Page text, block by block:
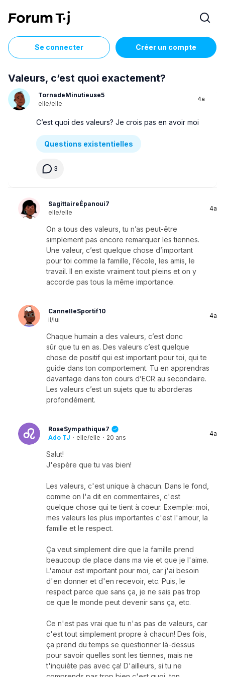
Se connecter Créer un compte
Valeurs, c’est quoi exactement?
TornadeMinutieuse5
elle/elle
4a
C’est quoi des valeurs? Je crois pas en avoir moi
Questions existentielles
3
SagittaireÉpanoui7
elle/elle
4a
On a tous des valeurs, tu n’as peut-être
simplement pas encore remarquer les tiennes.
Une valeur, c’est quelque chose d’important
pour toi comme la famille, l’école, les amis, le
travail. Il en existe vraiment tout pleins et on y
accorde pas tous la même importance.
CannelleSportif10
il/lui
4a
Chaque humain a des valeurs, c’est donc
sûr que tu en as. Des valeurs c’est quelque
chose de positif qui est important pour toi, qui te
guide dans ton comportement. Tu en apprendras
davantage dans ton cours d’ECR au secondaire.
Les valeurs c’est un sujets que tu aborderas
profondément.
RoseSympathique7
Ado TJ · elle/elle · 20 ans
4a
Salut!
J'espère que tu vas bien!
Les valeurs, c'est unique à chacun. Dans le fond,
comme on l'a dit en commentaires, c'est
quelque chose qui te tient à coeur. Exemple: moi,
mes valeurs les plus importantes c'est l'amour, la
famille et le respect.
Ça veut simplement dire que la famille prend
beaucoup de place dans ma vie et que je l'aime.
L'amour est important pour moi, car j'ai besoin
d'en donner et d'en recevoir, etc. Puis, le
respect parce que sans ça, je ne sais pas trop
ce que le monde peut devenir sans ça, etc.
Ce n'est pas vrai que tu n'as pas de valeurs, car
c'est tout simplement propre à chacun! Des fois,
ça prend du temps se questionner là-dessus
pour savoir quelles sont les tiennes, mais ne
t'inquiète pas avec ça! D'ailleurs, si tu ne